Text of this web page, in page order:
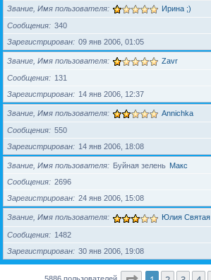
Звание, Имя пользователя Ирина ;)
Сообщения
340
Зарегистрирован
09 янв 2006, 01:05
Звание, Имя пользователя Zavr
Сообщения
131
Зарегистрирован
14 янв 2006, 12:37
Звание, Имя пользователя Annichka
Сообщения
550
Зарегистрирован
14 янв 2006, 18:08
Звание, Имя пользователя Буйная зелень Макс
Сообщения
2696
Зарегистрирован
24 янв 2006, 15:08
Звание, Имя пользователя Юлия Святая
Сообщения
1482
Зарегистрирован
30 янв 2006, 19:08
5886 пользователей